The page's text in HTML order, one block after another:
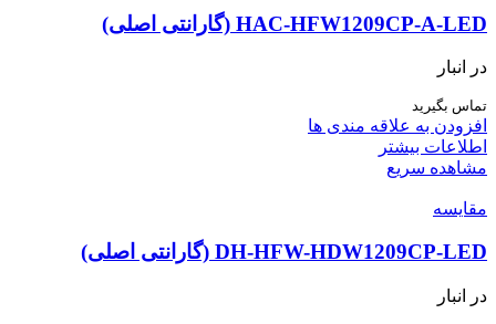
HAC-HFW1209CP-A-LED (گارانتی اصلی)
در انبار
تماس بگیرید
افزودن به علاقه مندی ها
اطلاعات بیشتر
مشاهده سریع
مقایسه
DH-HFW-HDW1209CP-LED (گارانتی اصلی)
در انبار